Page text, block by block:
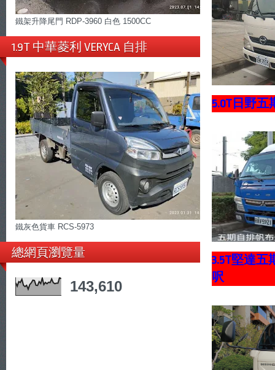
鐵架升降尾門 RDP-3960 白色 1500CC
1.9T 中華菱利 VERYCA 自排
鐵灰色貨車 RCS-5973
總網頁瀏覽量
143,610
5.0T日野五
3.5T堅達五
呎